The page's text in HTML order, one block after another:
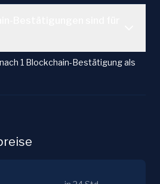
1 Blockchain-Bestätigung als